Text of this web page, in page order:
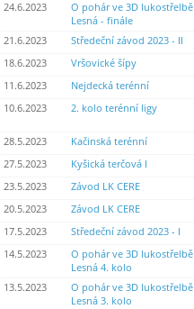
24.6.2023
O pohár ve 3D lukostřelbě
Lesná - finále
21.6.2023 Středeční závod 2023 - II
18.6.2023
Vršovické šípy
11.6.2023
Nejdecká terénní
10.6.2023
2. kolo terénní ligy
28.5.2023 Kačinská terénní
27.5.2023
Kyšická terčová I
23.5.2023
Závod LK CERE
20.5.2023
Závod LK CERE
17.5.2023
Středeční závod 2023 - I
14.5.2023
O pohár ve 3D lukostřelbě
Lesná 4. kolo
13.5.2023
O pohár ve 3D lukostřelbě
Lesná 3. kolo